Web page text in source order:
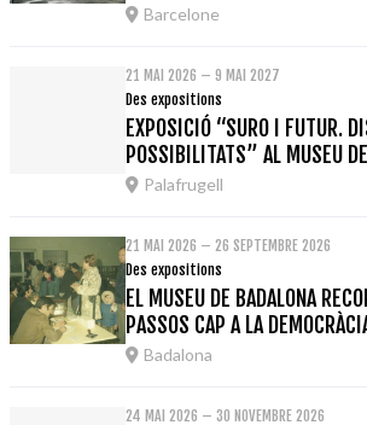
Barcelone
21 MAI 2026 – 9 MAI 2027
Des expositions
EXPOSICIÓ “SURO I FUTUR.
POSSIBILITATS” AL MUSEU
Palafrugell
21 MAI 2026 – 26 SEPTEMBRE 2026
Des expositions
EL MUSEU DE BADALONA
PASSOS CAP A LA
Badalona
24 MAI 2026 – 30 NOVEMBRE 2026